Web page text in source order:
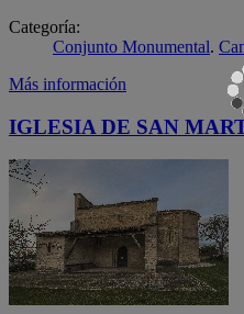
Categoría:
Conjunto Monumental.
Más información
IGLESIA DE SAN